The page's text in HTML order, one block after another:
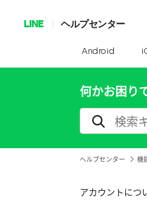
LINE ヘルプセンター
Android
何かお困り
ヘルプセンター 機
アカウントにつ